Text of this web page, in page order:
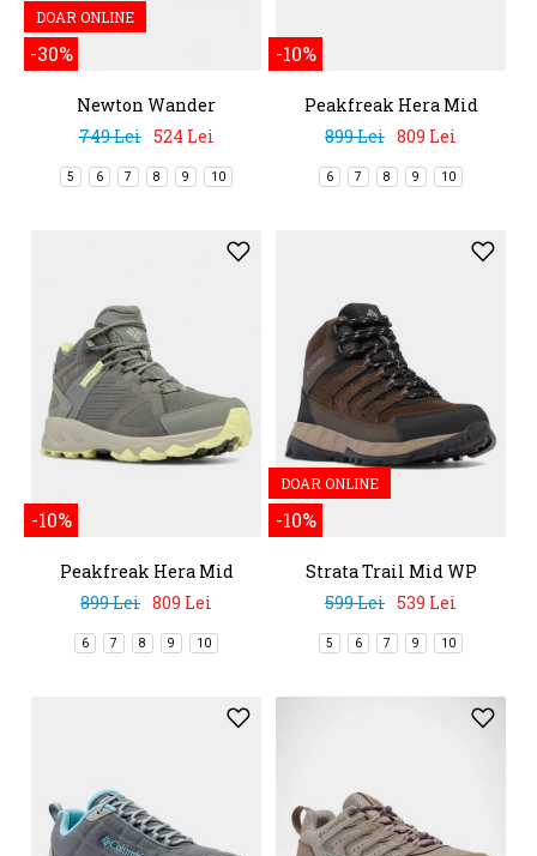
DOAR ONLINE
-30%
Newton Wander
749 Lei 524 Lei
5 6 7 8 9 10
-10%
Peakfreak Hera Mid
Outdry
899 Lei 809 Lei
6 7 8 9 10
-10%
Peakfreak Hera Mid
Outdry
899 Lei 809 Lei
6 7 8 9 10
DOAR ONLINE
-10%
Strata Trail Mid WP
599 Lei 539 Lei
5 6 7 9 10